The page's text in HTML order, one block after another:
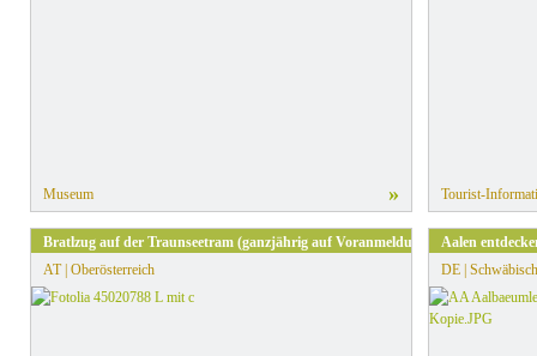
Museum » Tourist-
Bratlzug auf der Traunseetram (ganzjährig auf Voranmeldung)
AT | Oberösterreich
Aalen
DE |